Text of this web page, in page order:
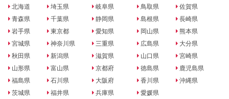
北海道
青森県
岩手県
宮城県
秋田県
山形県
福島県
茨城県
埼玉県
千葉県
東京都
神奈川県
新潟県
富山県
石川県
福井県
岐阜県
静岡県
愛知県
三重県
滋賀県
京都府
大阪府
兵庫県
鳥取県
島根県
岡山県
広島県
山口県
徳島県
香川県
愛媛県
佐賀県
長崎県
熊本県
大分県
宮崎県
鹿児島県
沖縄県